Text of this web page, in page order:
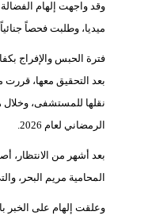
وقد واجهت إلهام
ميديا، وطلبت فحصاً جنائياً
فترة الحبس والإفراج
بعد التحقيق معها،
نقلها للمستشفى،
الرمضاني لعام 2026.
بعد أشهر من الانتظار،
المحامية مريم البحر،
وعلقت إلهام على الخبر